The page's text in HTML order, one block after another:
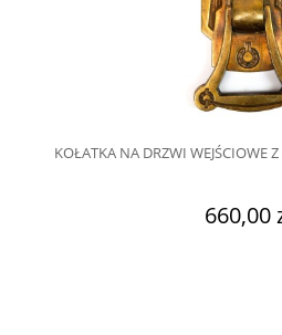
KOŁATKA NA DRZWI WEJŚCIOWE
660,00